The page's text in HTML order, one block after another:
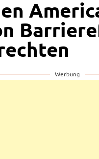
Werbung